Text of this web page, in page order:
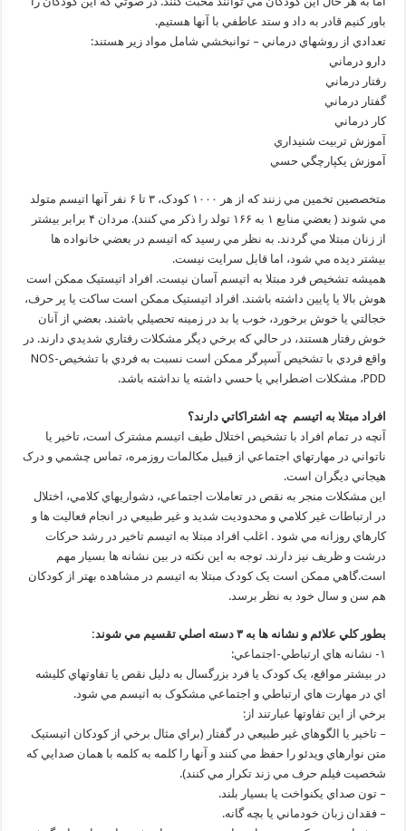
باور كنيم قادر به داد و ستد عاطفي با آنها هستيم.
تعدادي از روشهاي درماني – توانبخشي شامل مواد زير هستند:
دارو درماني
رفتار درماني
گفتار درماني
كار درماني
آموزش تربيت شنيداري
آموزش يكپارچگي حسي
متخصصين تخمين مي زنند که از هر ۱۰۰۰ کودک، ۳ تا ۶ نفر آنها اتيسم متولد
مي شوند ( بعضي منابع ۱ به ۱۶۶ تولد را ذکر مي کنند). مردان ۴ برابر بيشتر
از زنان مبتلا مي گردند. به نظر مي رسيد که اتيسم در بعضي خانواده ها
بيشتر ديده مي شود، اما قابل سرايت نيست.
هميشه تشخيص فرد مبتلا به اتيسم آسان نيست. افراد اتيستيک ممکن است
هوش بالا يا پايين داشته باشند. افراد اتيستيک ممکن است ساکت يا پر حرف،
خجالتي يا خوش برخورد، خوب يا بد در زمينه تحصيلي باشند. بعضي از آنان
خوش رفتار هستند، در حالي که برخي ديگر مشکلات رفتاري شديدي دارند. در
واقع فردي با تشخيص آسپرگر ممکن است نسبت به فردي با تشخيصNOS-
PDD، مشکلات اضطرابي يا حسي داشته يا نداشته باشد.
افراد مبتلا به اتيسم چه اشتراکاتي دارند؟
آنچه در تمام افراد با تشخيص اختلال طيف اتيسم مشترک است، تاخير يا
ناتواني در مهارتهاي اجتماعي از قبيل مکالمات روزمره، تماس چشمي و درک
هيجاني ديگران است.
اين مشکلات منجر به نقص در تعاملات اجتماعي، دشواريهاي کلامي، اختلال
در ارتباطات غير کلامي و محدوديت شديد و غير طبيعي در انجام فعاليت ها و
کارهاي روزانه مي شود . اغلب افراد مبتلا به اتيسم تاخير در رشد حرکات
درشت و ظريف نيز دارند. توجه به اين نکته در بين نشانه ها بسيار مهم
است.گاهي ممکن است يک کودک مبتلا به اتيسم در مشاهده بهتر از کودکان
هم سن و سال خود به نظر برسد.
بطور کلي علائم و نشانه ها به ۳ دسته اصلي تقسيم مي شوند:
۱- نشانه هاي ارتباطي-اجتماعي:
در بيشتر مواقع، يک کودک يا فرد بزرگسال به دليل نقص يا تفاوتهاي کليشه
اي در مهارت هاي ارتباطي و اجتماعي مشکوک به اتيسم مي شود.
برخي از اين تفاوتها عبارتند از:
– تاخير يا الگوهاي غير طبيعي در گفتار (براي مثال برخي از کودکان اتيستيک
متن نوارهاي ويدئو را حفظ مي کنند و آنها را کلمه به کلمه با همان صدايي که
شخصيت فيلم حرف مي زند تکرار مي کنند).
– تون صداي يکنواخت يا بسيار بلند.
– فقدان زبان خودماني يا بچه گانه.